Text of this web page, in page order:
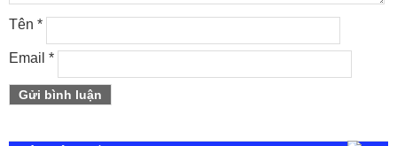
Tên *
Email *